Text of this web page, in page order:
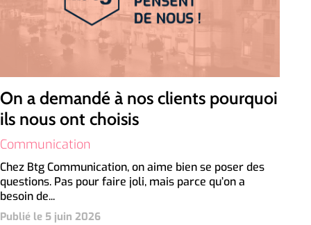
On a demandé à nos clients pourquoi
ils nous ont choisis
Communication
Chez Btg Communication, on aime bien se poser des
questions. Pas pour faire joli, mais parce qu’on a
besoin de...
Publié le 5 juin 2026